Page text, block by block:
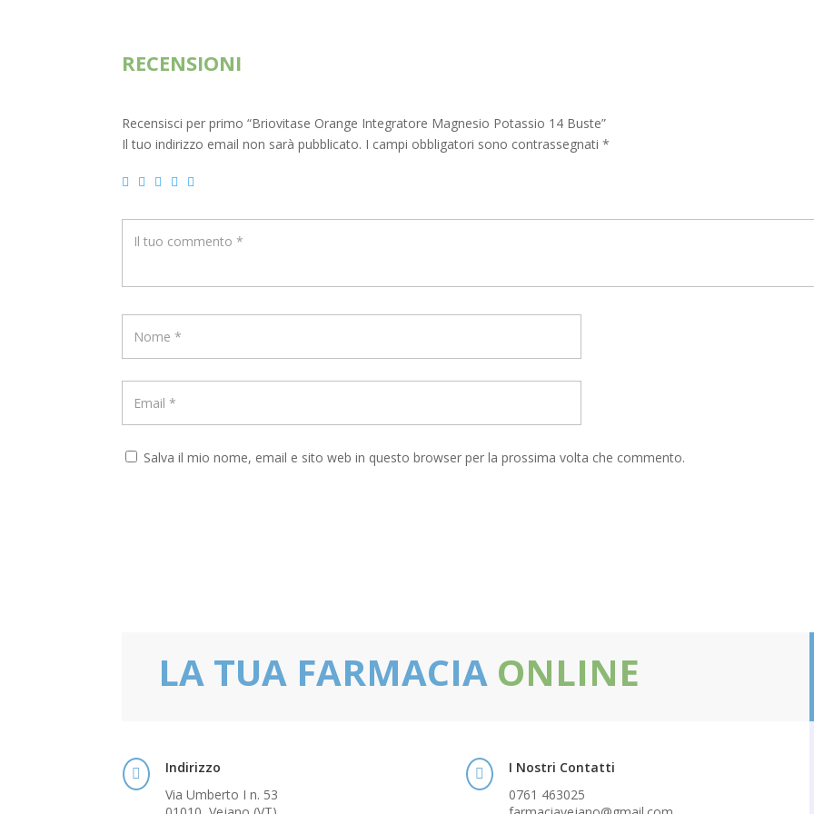
RECENSIONI
Recensisci per primo “Briovitase Orange Integratore Magnesio Potassio 14 Buste”
Il tuo indirizzo email non sarà pubblicato. I campi obbligatori sono contrassegnati*
Salva il mio nome, email e sito web in questo browser per la prossima volta che commento.
LA TUA FARMACIA ONLINE

Indirizzo
Via Umberto I n. 53

I Nostri Contatti
0761 463025